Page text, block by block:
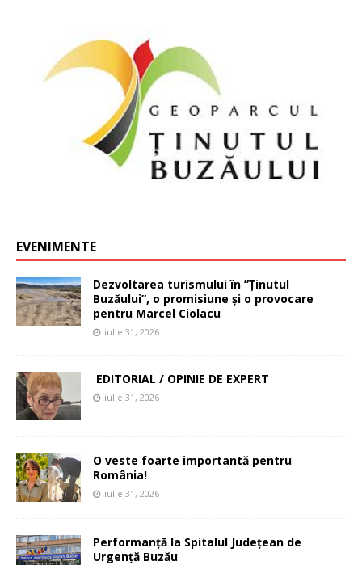
EVENIMENTE
Dezvoltarea turismului în ”Ținutul
Buzăului”, o promisiune și o provocare
pentru Marcel Ciolacu
iulie 31, 2026
EDITORIAL / OPINIE DE EXPERT
iulie 31, 2026
O veste foarte importantă pentru
România!
iulie 31, 2026
Performanță la Spitalul Județean de
Urgență Buzău